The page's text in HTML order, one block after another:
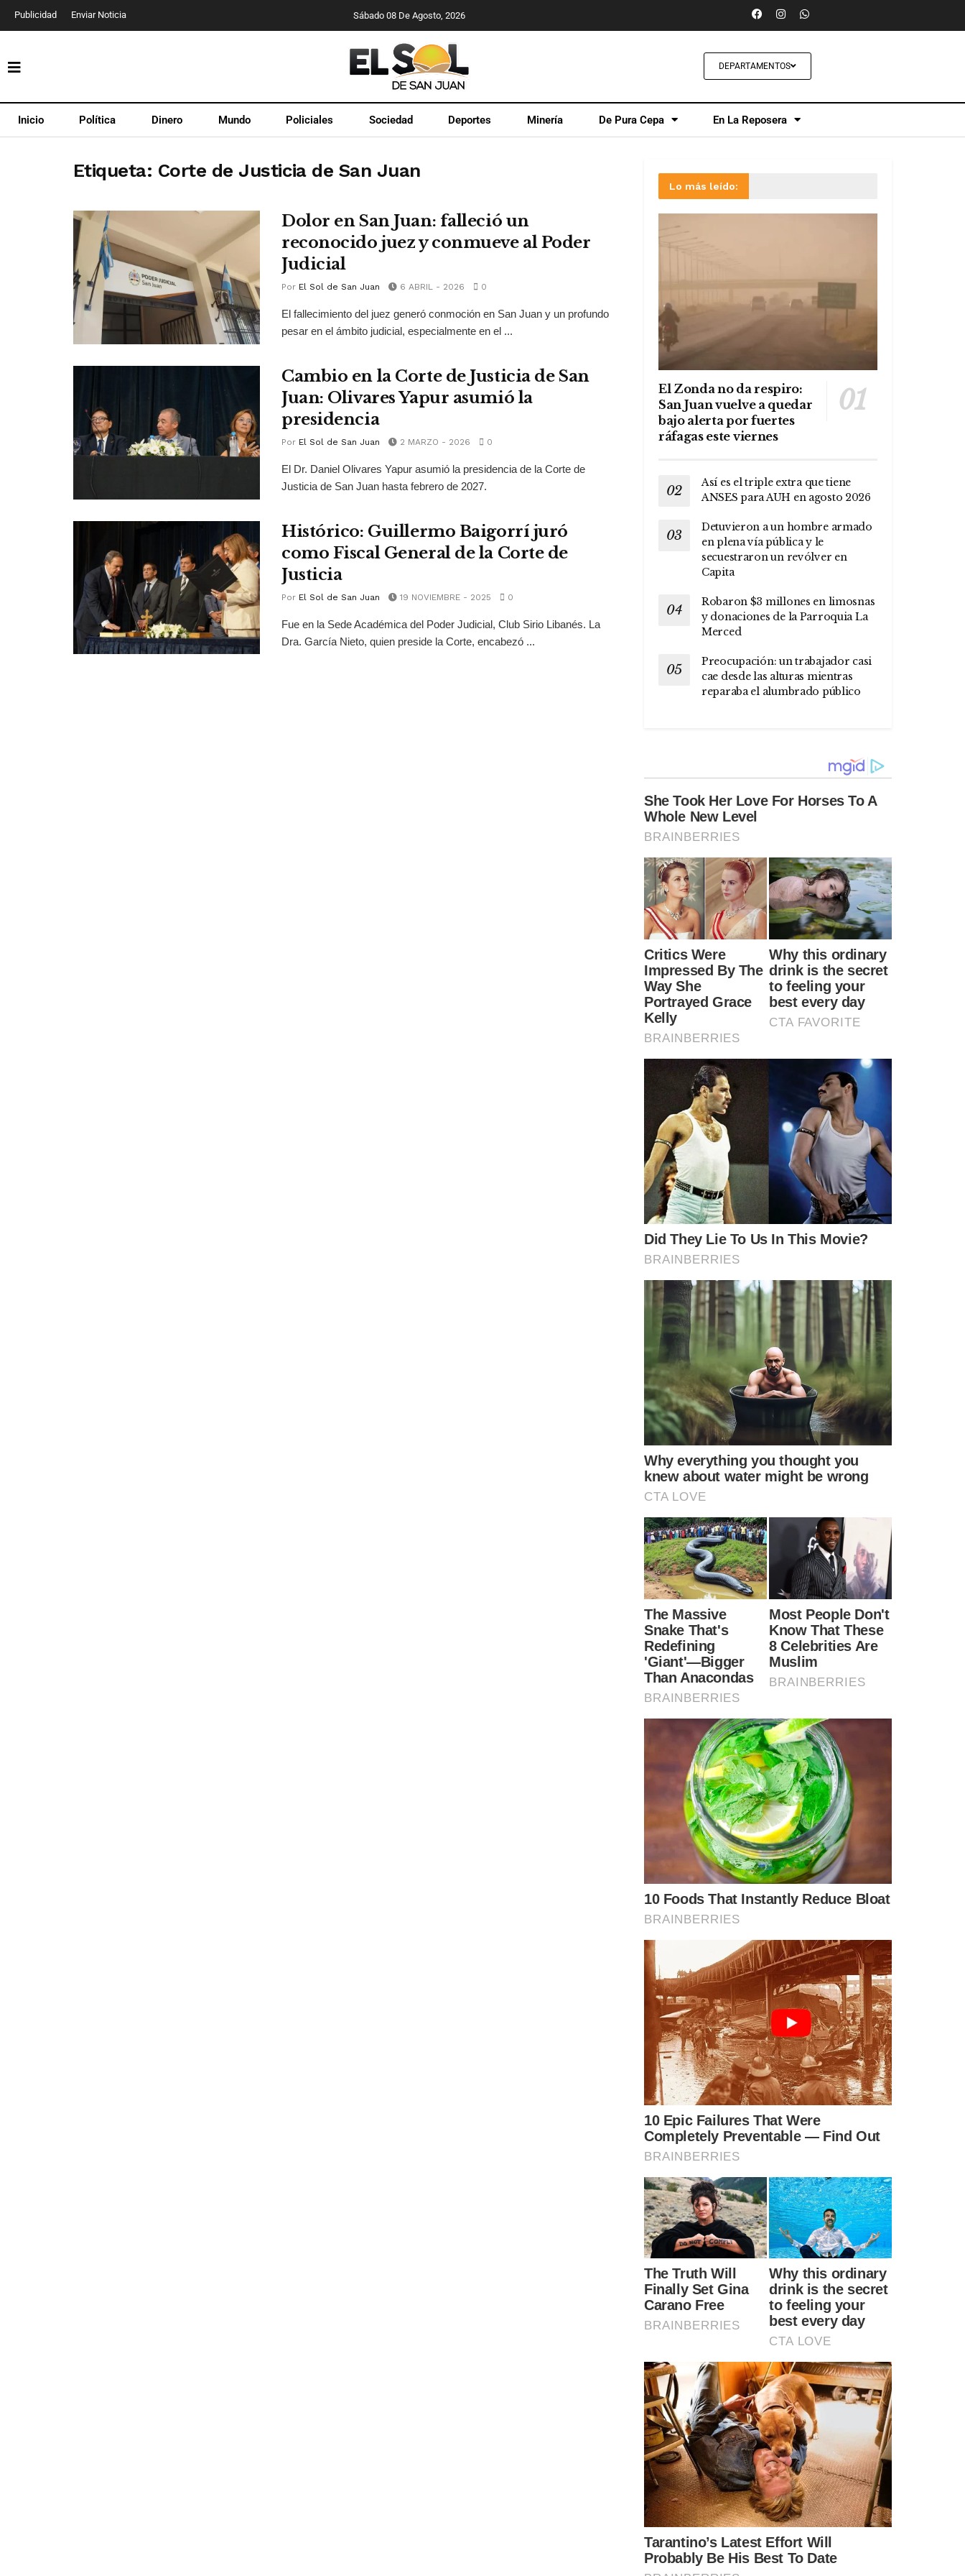
Publicidad Enviar Noticia Sábado 08 De Agosto, 2026
DEPARTAMENTOS
Inicio Política Dinero Mundo Policiales Sociedad Deportes Minería De Pura Cepa En La Reposera
Etiqueta: Corte de Justicia de San Juan
Dolor en San Juan: falleció un
reconocido juez y conmueve al Poder
Judicial
Por El Sol de San Juan 6 ABRIL - 2026 0
El fallecimiento del juez generó conmoción en San Juan y un profundo
pesar en el ámbito judicial, especialmente en el ...
Cambio en la Corte de Justicia de San
Juan: Olivares Yapur asumió la
presidencia
Por El Sol de San Juan 2 MARZO - 2026 0
El Dr. Daniel Olivares Yapur asumió la presidencia de la Corte de
Justicia de San Juan hasta febrero de 2027.
Histórico: Guillermo Baigorrí juró
como Fiscal General de la Corte de
Justicia
Por El Sol de San Juan 19 NOVIEMBRE - 2025 0
Fue en la Sede Académica del Poder Judicial, Club Sirio Libanés. La
Dra. García Nieto, quien preside la Corte, encabezó ...
Lo más leído:
El Zonda no da respiro:
San Juan vuelve a quedar
bajo alerta por fuertes
ráfagas este viernes
Así es el triple extra que tiene
ANSES para AUH en agosto 2026
Detuvieron a un hombre armado
en plena vía pública y le
secuestraron un revólver en
Capita
Robaron $3 millones en limosnas
y donaciones de la Parroquia La
Merced
Preocupación: un trabajador casi
cae desde las alturas mientras
reparaba el alumbrado público